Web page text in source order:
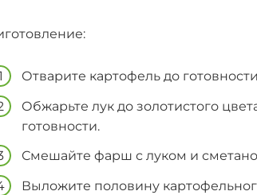
Отварите картофель до
Обжарьте лук до золотистого
готовности.
Смешайте фарш с луком и
Выложите половину